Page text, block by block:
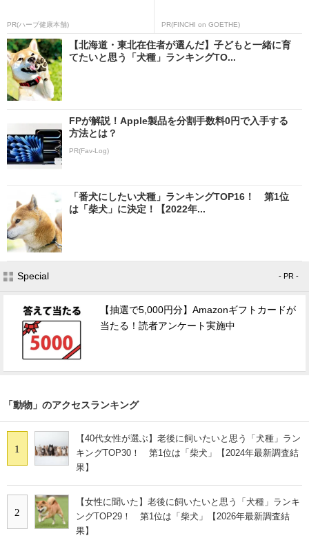
PR(ハーブ健康本舗) PR(FINCHI on GOETHE)
【北海道・東北在住者が選んだ】子どもと一緒に育
てたいと思う「犬種」ランキングTO...
FPが解説！Apple製品を分割手数料0円で入手する
方法とは？
PR(Fav-Log)
「番犬にしたい犬種」ランキングTOP16！ 第1位
は「柴犬」に決定！【2022年...
Special - PR -
【抽選で5,000円分】Amazonギフトカードが
当たる！読者アンケート実施中
「動物」のアクセスランキング
1
【40代女性が選ぶ】老後に飼いたいと思う「犬種」ラン
キングTOP30！ 第1位は「柴犬」【2024年最新調査結
果】
2
【女性に聞いた】老後に飼いたいと思う「犬種」ランキ
ングTOP29！ 第1位は「柴犬」【2026年最新調査結
果】